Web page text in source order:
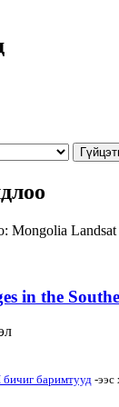
Mongolia Landsat
in the
бичиг баримтууд -ээс